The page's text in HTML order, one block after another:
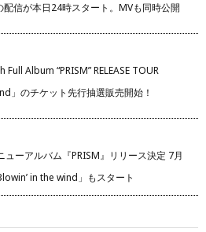
配信が本日24時スタート。MVも同時公開
Full Album “PRISM” RELEASE TOUR
」のチケット先行抽選販売開始！
ューアルバム『PRISM』リリース決定 7月
in the wind」もスタート